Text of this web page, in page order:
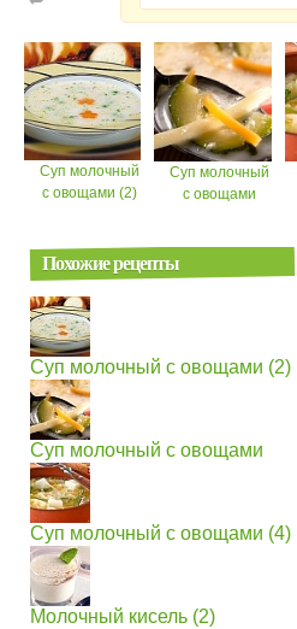
Суп молочный
с овощами (2)
Суп молочный
с овощами
Похожие рецепты
Суп молочный с овощами (2)
Суп молочный с овощами
Суп молочный с овощами (4)
Молочный кисель (2)